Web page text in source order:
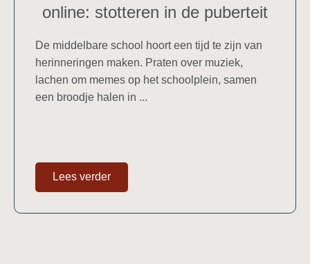
online: stotteren in de puberteit
De middelbare school hoort een tijd te zijn van
herinneringen maken. Praten over muziek,
lachen om memes op het schoolplein, samen
een broodje halen in ...
Lees verder